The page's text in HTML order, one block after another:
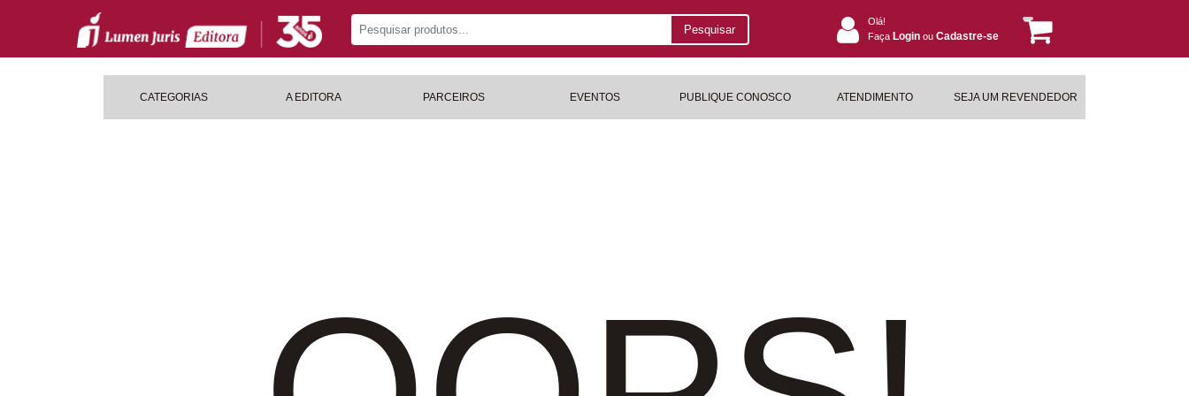
Pesquisar
Olá!
Faça Login ou Cadastre-se
CATEGORIAS A EDITORA PARCEIROS EVENTOS PUBLIQUE CONOSCO ATENDIMENTO SEJA UM REVENDEDOR